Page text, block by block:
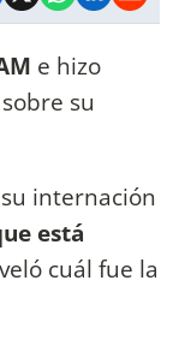
e hizo
su
internación
está
cuál fue la